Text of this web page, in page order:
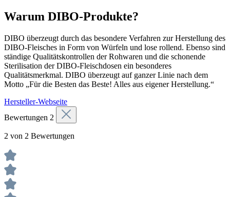
Warum DIBO-Produkte?
DIBO überzeugt durch das besondere Verfahren zur Herstellung des
DIBO-Fleisches in Form von Würfeln und lose rollend. Ebenso sind
ständige Qualitätskontrollen der Rohwaren und die schonende
Sterilisation der DIBO-Fleischdosen ein besonderes
Qualitätsmerkmal. DIBO überzeugt auf ganzer Linie nach dem
Motto „Für die Besten das Beste! Alles aus eigener Herstellung.“
Hersteller-Webseite
Bewertungen 2
2 von 2 Bewertungen